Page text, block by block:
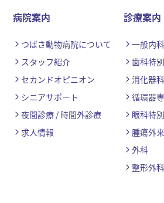
病院案内
つばさ動物病院について
スタッフ紹介
セカンドオピニオン
シニアサポート
夜間診療 / 時間外診療
求人情報
診療案内
一般内科
歯科特
消化器科
循環器
眼科特
腫瘍外来
外科
整形外